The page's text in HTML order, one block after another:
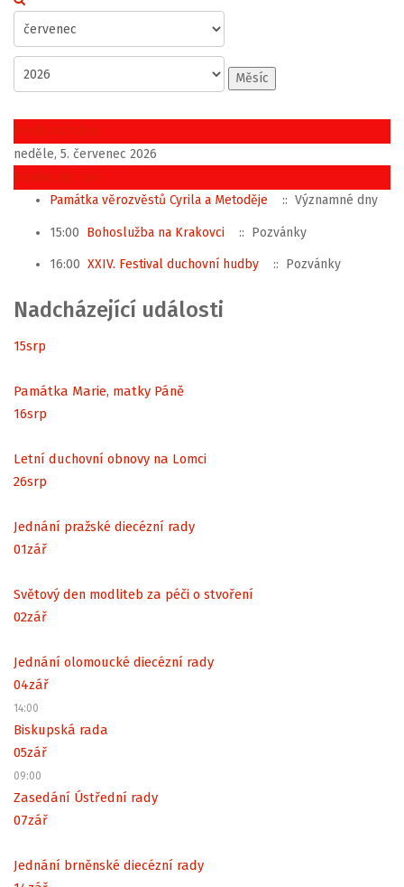
Měsíc
Předchozí den
neděle, 5. červenec 2026
Následující den
Památka věrozvěstů Cyrila a Metoděje
:: Významné dny
15:00 Bohoslužba na Krakovci :: Pozvánky
16:00 XXIV. Festival duchovní hudby :: Pozvánky
Nadcházející události
15srp
Památka Marie, matky Páně
16srp
Letní duchovní obnovy na Lomci
26srp
Jednání pražské diecézní rady
01zář
Světový den modliteb za péči o stvoření
02zář
Jednání olomoucké diecézní rady
04zář
14:00
Biskupská rada
05zář
09:00
Zasedání Ústřední rady
07zář
Jednání brněnské diecézní rady